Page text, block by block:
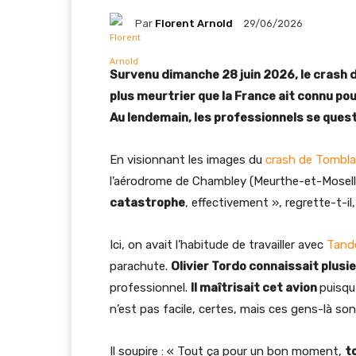
Par Florent Arnold 29/06/2026
Survenu dimanche 28 juin 2026, le crash
plus meurtrier que la France ait connu
Au lendemain, les professionnels se
En visionnant les images du crash de
l’aérodrome de Chambley (Meurthe-et-
catastrophe, effectivement », regrette-t-il,
Ici, on avait l’habitude de travailler avec
parachute. Olivier Tordo connaissait
professionnel. Il maîtrisait cet avion
n’est pas facile, certes, mais ces gens-là
Il soupire : « Tout ça pour un bon moment,